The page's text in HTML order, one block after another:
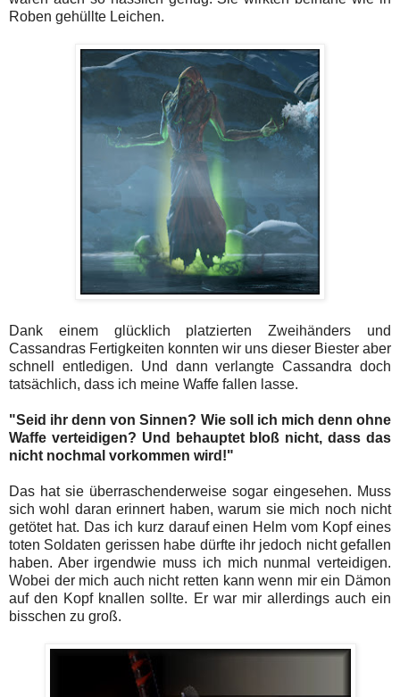
Roben gehüllte Leichen.
Dank einem glücklich platzierten Zweihänders und
Cassandras Fertigkeiten konnten wir uns dieser Biester aber
schnell entledigen. Und dann verlangte Cassandra doch
tatsächlich, dass ich meine Waffe fallen lasse.
"Seid ihr denn von Sinnen? Wie soll ich mich denn ohne
Waffe verteidigen? Und behauptet bloß nicht, dass das
nicht nochmal vorkommen wird!"
Das hat sie überraschenderweise sogar eingesehen. Muss
sich wohl daran erinnert haben, warum sie mich noch nicht
getötet hat. Das ich kurz darauf einen Helm vom Kopf eines
toten Soldaten gerissen habe dürfte ihr jedoch nicht gefallen
haben. Aber irgendwie muss ich mich nunmal verteidigen.
Wobei der mich auch nicht retten kann wenn mir ein Dämon
auf den Kopf knallen sollte. Er war mir allerdings auch ein
bisschen zu groß.